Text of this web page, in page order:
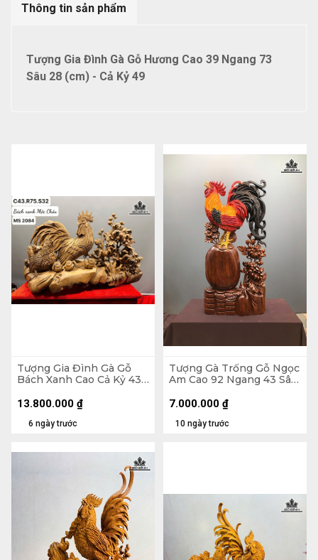
Thông tin sản phẩm
Tượng Gia Đình Gà Gỗ Hương Cao 39 Ngang 73
Sâu 28 (cm) - Cả Kỷ 49
Tượng Gia Đình Gà Gỗ
Bách Xanh Cao Cả Kỷ 43
Kỷ Cao 15
6 ngày trước
13.800.000 ₫
Tượng Gà Trống Gỗ Ngọc
Am Cao 92 Ngang 43 Sâu
10 ngày trước
7.000.000 ₫